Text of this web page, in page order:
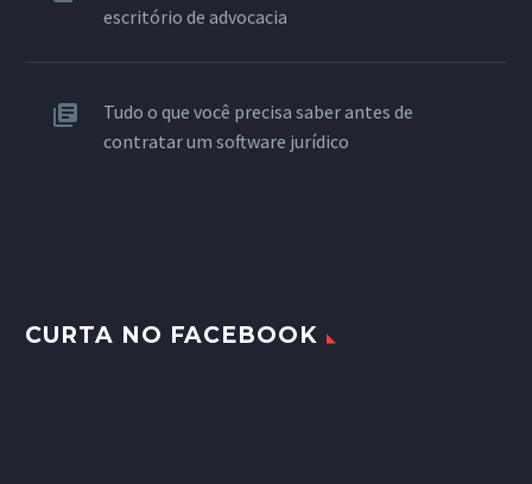
escritório de advocacia
Tudo o que você precisa saber antes de
contratar um software jurídico
CURTA NO FACEBOOK